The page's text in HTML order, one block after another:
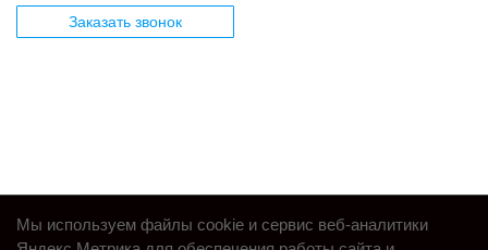
Заказать звонок
Мы используем файлы cookie и сервис веб-аналитики